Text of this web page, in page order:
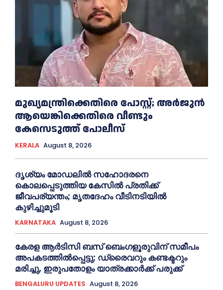
മുഖ്യമന്ത്രിക്കെതിരെ പോസ്റ്റ്; അര്‍ജുൻ
ആയെങ്കിക്കെതിരെ വീണ്ടും
കേസെടുത്ത് പോലീസ്
KERALA August 8, 2026
ദൃശ്യം മോഡലിൽ സഹോദരനെ
കൊലപ്പെടുത്തിയ കേസിൽ പ്രതിക്ക്
ജീവപര്യന്തം; മൃതദേഹം വീടിനടിയിൽ
കുഴിച്ചുമൂടി
KARNATAKA August 8, 2026
കേരള ആർടിസി ബസ് ബെംഗളൂരുവിന് സമീപം
അപകടത്തിൽപ്പെട്ടു; ഡ്രൈവറും കണ്ടക്ടറും
മരിച്ചു, ഇരുപതോളം യാത്രക്കാർക്ക് പരുക്ക്
BENGALURU UPDATES August 8, 2026